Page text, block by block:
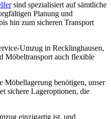
sind spezialisiert auf sämtliche
Planung und
hin zum sicheren Transport
Umzug in Recklinghausen,
Möbeltransport auch flexible
Möbellagerung benötigen, unser
sichere Lageroptionen, die
einzigartig ist, und